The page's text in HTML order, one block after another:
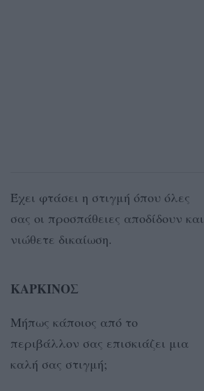
Έχει φτάσει η στιγμή όπου όλες
σας οι προσπάθειες αποδίδουν και
νιώθετε δικαίωση.
ΚΑΡΚΙΝΟΣ
Mήπως κάποιος από το
περιβάλλον σας επισκιάζει μια
καλή σας στιγμή;